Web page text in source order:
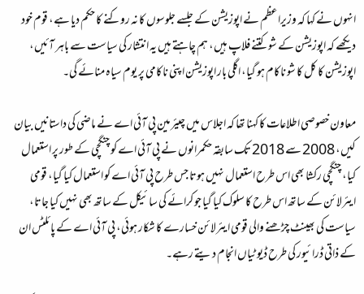
انہوں نے کہا کہ وزیراعظم نے اپوزیشن کے جلسے جلوسوں کا نہ روکنے کا حکم دیا ہے، قوم خود
دیکھے کہ اپوزیشن کے شو کتنے فلاپ ہیں، ہم چاہتے ہیں یہ انتشار کی سیاست سے باہر آئیں،
اپوزیشن کا کل کا شو ناکام ہو گیا، اگلی بار اپوزیشن اپنی ناکامی پر یوم سیاہ منائے گی۔
معاون خصوصی اطلاعات کا کہنا تھا کہ اجلاس میں چیئرمین پی آئی اے نے ماضی کی داستانیں بیان
کیں، 2008 سے 2018 تک سابقہ حکمرانوں نے پی آئی اے کو چنگچی کے طور پر استعمال
کیا، چنگچی رکشا بھی اس طرح استعمال نہیں ہوتا جس طرح پی آئی اے کو استعمال کیا گیا، قومی
ایئرلائن کے ساتھ اس طرح کا سلوک کیا گیا جو کرائے کی سائیکل کے ساتھ بھی نہیں کیا جاتا،
سیاست کی بھینٹ چڑھنے والی قومی ایئرلائن خسارے کا شکار ہوئی، پی آئی اے کے پائلٹس ان
کے ذاتی ڈرائیور کی طرح ڈیوٹیاں انجام دیتے رہے۔